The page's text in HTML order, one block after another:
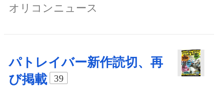
オリコンニュース
パトレイバー新作読切、再
び掲載
39